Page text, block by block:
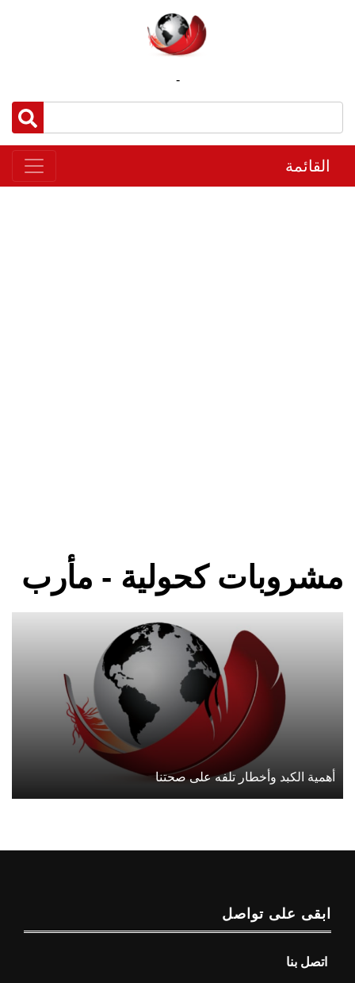
-
القائمة
مشروبات كحولية - مأرب
أهمية الكبد وأخطار تلفه على صحتنا
ابقى على تواصل
اتصل بنا